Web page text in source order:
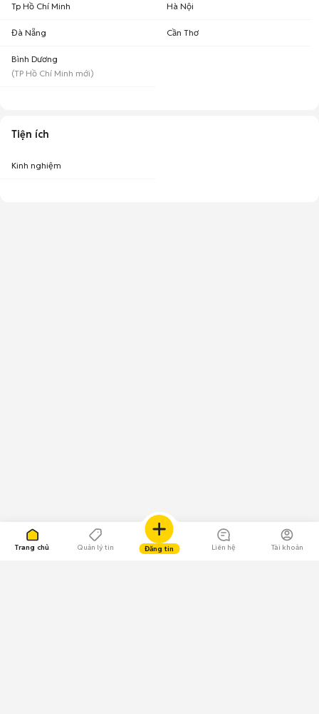
Trang chủ Quản lý tin Đăng tin Liên hệ Tài khoản
Tp Hồ Chí Minh Hà Nội
Đà Nẵng Cần Thơ
Bình Dương
(TP Hồ Chí Minh mới)
Tiện ích
Kinh nghiệm